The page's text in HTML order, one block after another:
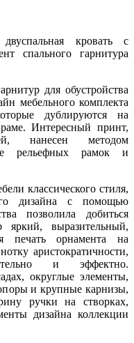
кровать с
спального гарнитура
для обустройства
мебельного комплекта
дублируются на
Интересный принт,
нанесен методом
рельефных рамок и
классического стиля,
дизайна с помощью
позволила добиться
яркий, выразительный,
печать орнамента на
аристократичности,
и эффектно.
округлые элементы,
и крупные карнизы,
ручки на створках,
дизайна коллекции